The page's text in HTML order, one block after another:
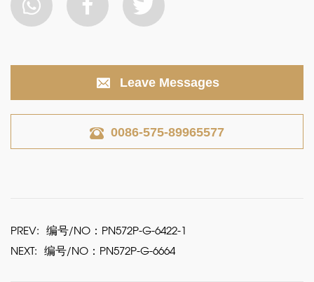
Leave Messages
0086-575-89965577
PREV: 编号/NO：PN572P-G-6422-1
NEXT: 编号/NO：PN572P-G-6664